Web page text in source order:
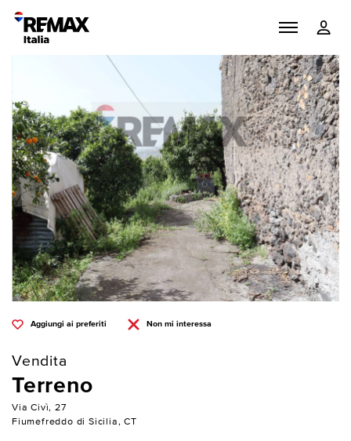
Aggiungi ai preferiti Non mi interessa
Vendita
Terreno
Via Civì, 27
Fiumefreddo di Sicilia, CT